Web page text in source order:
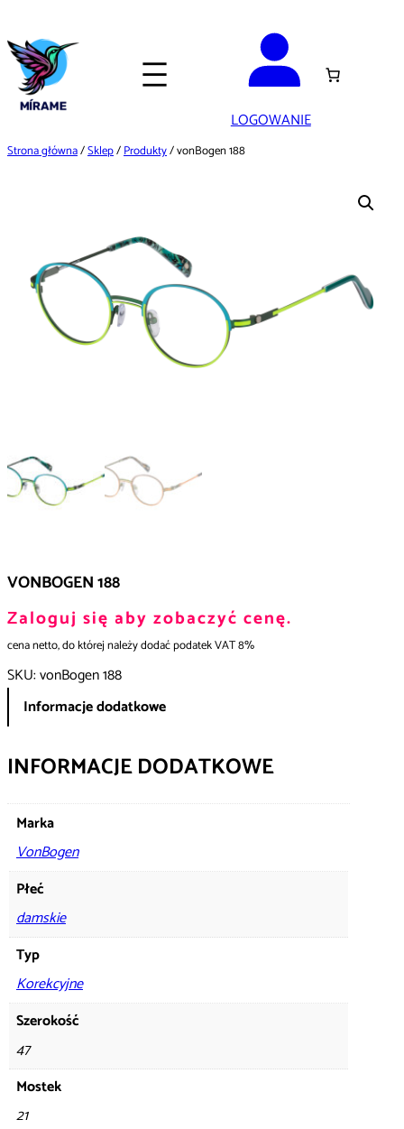
do
treści
LOGOWANIE
Strona główna/Sklep/Produkty/ vonBogen 188
VONBOGEN 188
Zaloguj się aby zobaczyć cenę.
cena netto, do której należy dodać podatek VAT 8%
SKU:vonBogen 188
Informacje dodatkowe
INFORMACJE DODATKOWE
Marka
VonBogen
Płeć
damskie
Typ
Korekcyjne
Szerokość
47
Mostek
21